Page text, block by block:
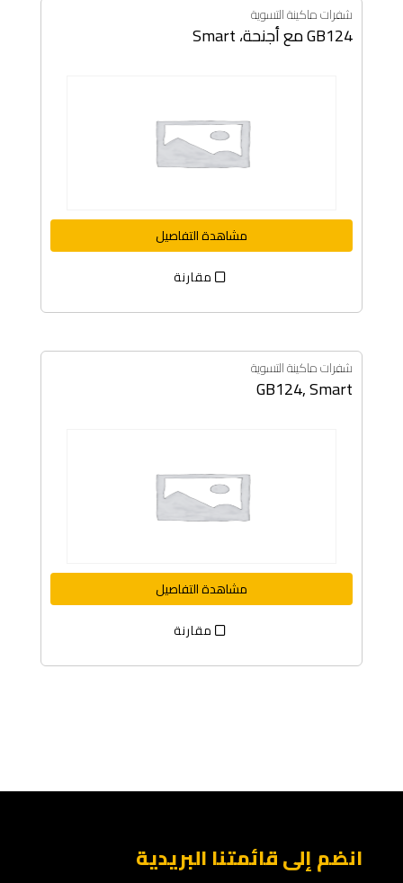
شفرات ماكينة التسوية
GB124 مع أجنحة، Smart
مشاهدة التفاصيل
مقارنة
شفرات ماكينة التسوية
GB124, Smart
مشاهدة التفاصيل
مقارنة
انضم إلى قائمتنا البريدية